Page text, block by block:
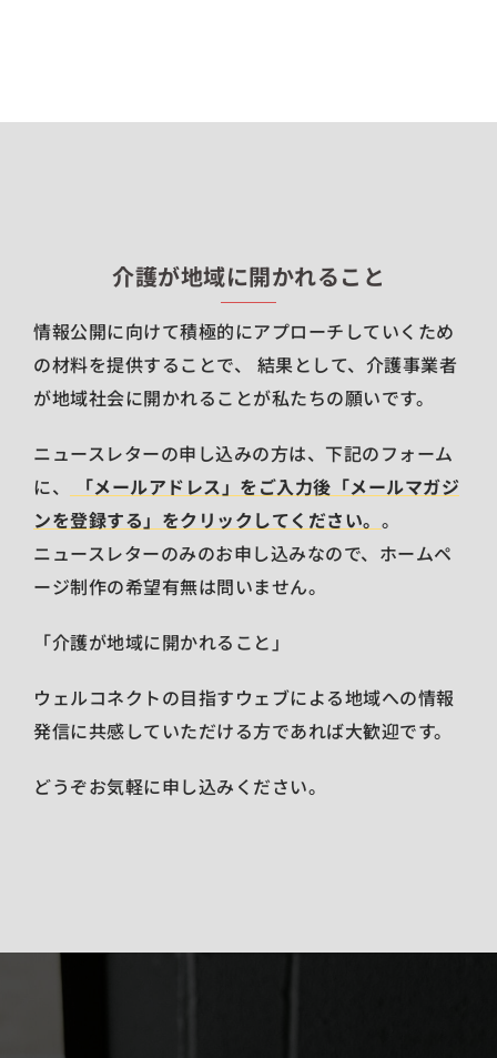
介護が地域に開かれること
情報公開に向けて積極的にアプローチしていくため
の材料を提供することで、 結果として、介護事業者
が地域社会に開かれることが私たちの願いです。
ニュースレターの申し込みの方は、下記のフォーム
に、
「メールアドレス」をご入力後「メールマガジ
ンを登録する」をクリックしてください。 。
ニュースレターのみのお申し込みなので、ホームペ
ージ制作の希望有無は問いません。
「介護が地域に開かれること」
ウェルコネクトの目指すウェブによる地域への情報
発信に共感していただける方であれば大歓迎です。
どうぞお気軽に申し込みください。